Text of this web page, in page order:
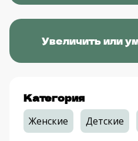
Увеличить или
Категория
Женские Детские